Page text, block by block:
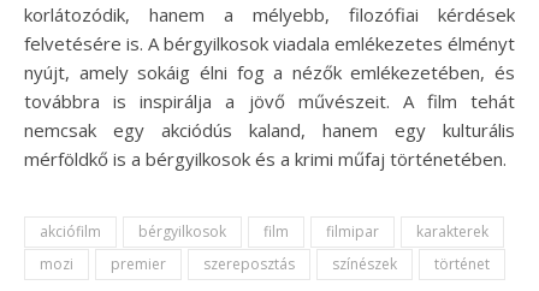
korlátozódik, hanem a mélyebb, filozófiai kérdések
felvetésére is. A bérgyilkosok viadala emlékezetes élményt
nyújt, amely sokáig élni fog a nézők emlékezetében, és
továbbra is inspirálja a jövő művészeit. A film tehát
nemcsak egy akciódús kaland, hanem egy kulturális
mérföldkő is a bérgyilkosok és a krimi műfaj történetében.
akciófilm bérgyilkosok film filmipar
karakterek
mozi
premier szereposztás színészek történet